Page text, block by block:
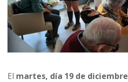
El martes, día 19 de diciembre